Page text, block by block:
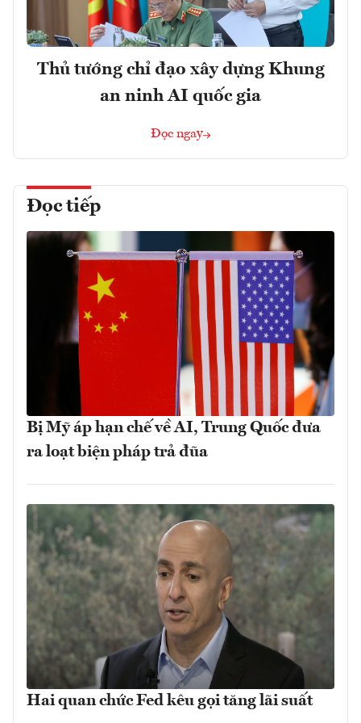
Thủ tướng chỉ đạo xây dựng Khung
an ninh AI quốc gia
Đọc ngay
Đọc tiếp
Bị Mỹ áp hạn chế về AI, Trung Quốc đưa
ra loạt biện pháp trả đũa
Hai quan chức Fed kêu gọi tăng lãi suất